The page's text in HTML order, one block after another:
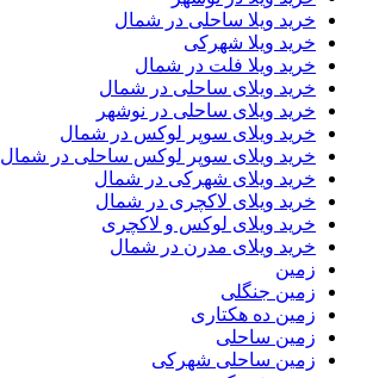
خرید ویلا ساحلی در شمال
خرید ویلا شهرکی
خرید ویلا فلت در شمال
خرید ویلای ساحلی در شمال
خرید ویلای ساحلی در نوشهر
خرید ویلای سوپر لوکس در شمال
خرید ویلای سوپر لوکس ساحلی در شمال
خرید ویلای شهرکی در شمال
خرید ویلای لاکچری در شمال
خرید ویلای لوکس و لاکچری
خرید ویلای مدرن در شمال
زمین
زمین جنگلی
زمین ده هکتاری
زمین ساحلی
زمین ساحلی شهرکی